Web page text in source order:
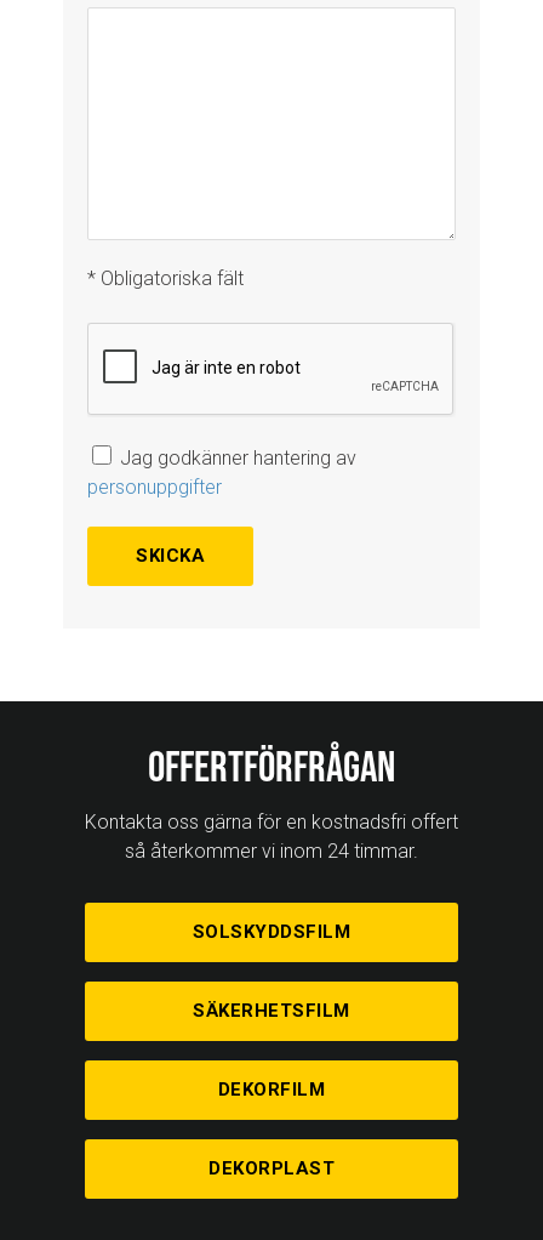
* Obligatoriska fält
Jag godkänner hantering av
personuppgifter
Offertförfrågan
Kontakta oss gärna för en kostnadsfri offert
så återkommer vi inom 24 timmar.
SOLSKYDDSFILM
SÄKERHETSFILM
DEKORFILM
DEKORPLAST